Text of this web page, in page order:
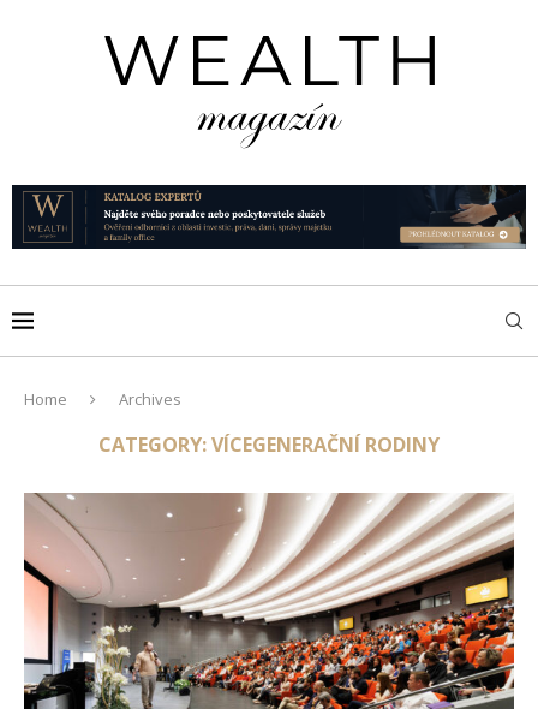
Home Archives
CATEGORY:VÍCEGENERAČNÍ RODINY